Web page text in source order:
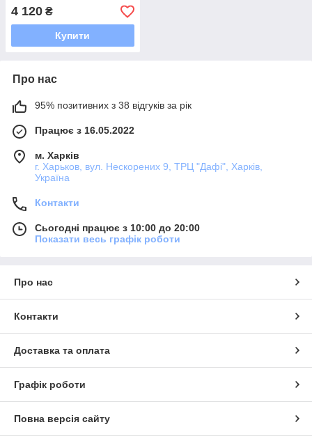
4 120 ₴
Купити
Про нас
95% позитивних з 38 відгуків за рік
Працює з 16.05.2022
м. Харків
г. Харьков, вул. Нескорених 9, ТРЦ "Дафі", Харків,
Україна
Контакти
Сьогодні працює з 10:00 до 20:00
Показати весь графік роботи
Про нас
Контакти
Доставка та оплата
Графік роботи
Повна версія сайту